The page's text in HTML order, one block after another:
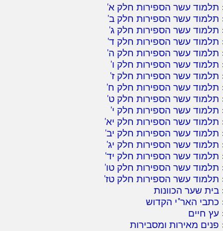
תלמוד עשר הספירות חלק א'
תלמוד עשר הספירות חלק ב'
תלמוד עשר הספירות חלק ג'
תלמוד עשר הספירות חלק ד'
תלמוד עשר הספירות חלק ה'
תלמוד עשר הספירות חלק ו'
תלמוד עשר הספירות חלק ז'
תלמוד עשר הספירות חלק ח'
תלמוד עשר הספירות חלק ט'
תלמוד עשר הספירות חלק י'
תלמוד עשר הספירות חלק יא'
תלמוד עשר הספירות חלק יב'
תלמוד עשר הספירות חלק יג'
תלמוד עשר הספירות חלק יד'
תלמוד עשר הספירות חלק טו'
תלמוד עשר הספירות חלק טז'
בית שער הכוונות
כתבי האר"י הקדוש
עץ חיים
פנים מאירות ומסבירות